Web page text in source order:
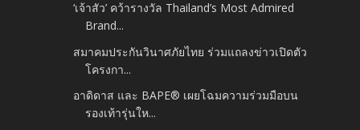
‘เจ้าสัว’ คว้ารางวัล Thailand’s Most Admired
Brand...
สมาคมประกันวินาศภัยไทย ร่วมแถลงข่าวเปิดตัว
โครงกา...
อาดิดาส และ BAPE® เผยโฉมความร่วมมือบน
รองเท้ารุ่นให...